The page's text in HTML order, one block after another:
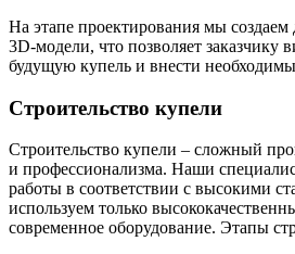
На этапе проектирования мы создаем
3D-модели, что позволяет заказчику
будущую купель и внести
Строительство купели
Строительство купели – сложный
и профессионализма. Наши
работы в соответствии с высокими
используем только
современное оборудование. Этапы